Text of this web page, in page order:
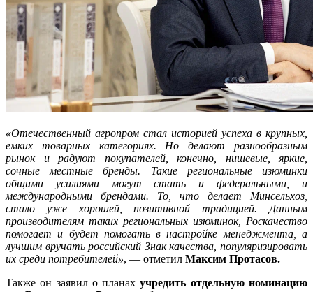
«Отечественный агропром стал историей успеха в крупных,
емких товарных категориях. Но делают разнообразным
рынок и радуют покупателей, конечно, нишевые, яркие,
сочные местные бренды. Такие региональные изюминки
общими усилиями могут стать и федеральными, и
международными брендами. То, что делает Минсельхоз,
стало уже хорошей, позитивной традицией. Данным
производителям таких региональных изюминок, Роскачество
помогает и будет помогать в настройке менеджмента, а
лучшим вручать российский Знак качества, популяризировать
их среди потребителей», — отметил Максим Протасов.
Также он заявил о планахучредить отдельную номинацию